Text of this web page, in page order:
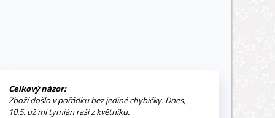
Celkový názor:
Zboží došlo v pořádku bez jediné chybičky. Dnes,
10.5. už mi tymián raší z květníku.